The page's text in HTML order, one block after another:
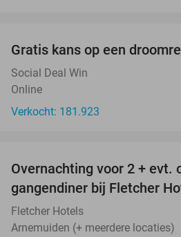
Gratis kans op een
Social Deal Win
Online
Verkocht: 181.923
Overnachting voor 2 + evt.
gangendiner bij Fletcher
Fletcher Hotels
Arnemuiden (+ meerdere locaties)